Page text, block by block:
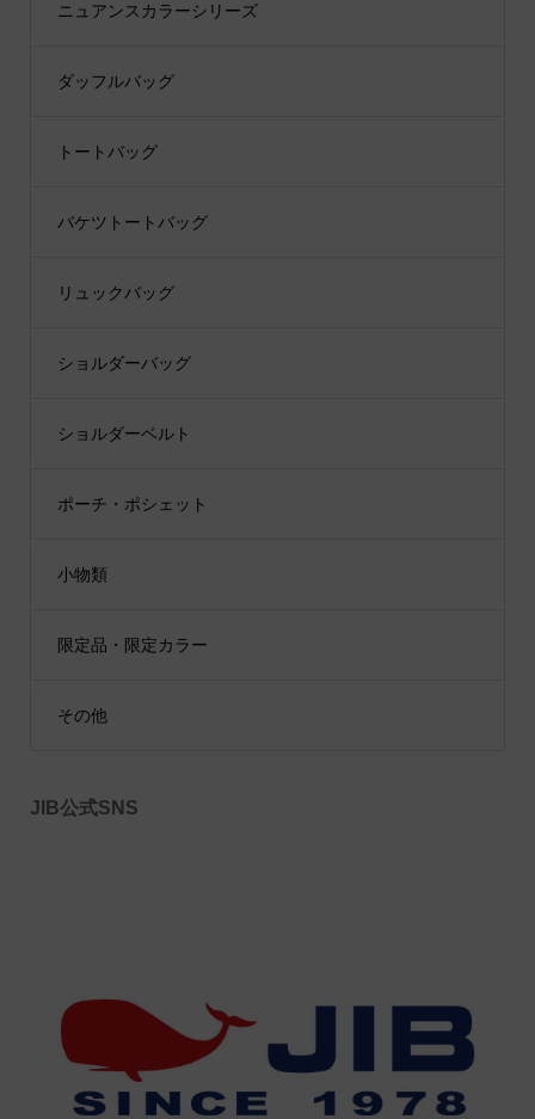
ニュアンスカラーシリーズ
ダッフルバッグ
トートバッグ
バケツトートバッグ
リュックバッグ
ショルダーバッグ
ショルダーベルト
ポーチ・ポシェット
小物類
限定品・限定カラー
その他
JIB公式SNS